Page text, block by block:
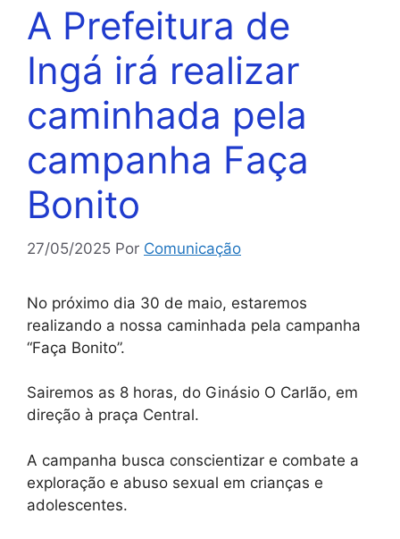
A Prefeitura de
Ingá irá realizar
caminhada pela
campanha Faça
Bonito
27/05/2025 Por Comunicação
No próximo dia 30 de maio, estaremos
realizando a nossa caminhada pela campanha
“Faça Bonito”.
Sairemos as 8 horas, do Ginásio O Carlão, em
direção à praça Central.
A campanha busca conscientizar e combate a
exploração e abuso sexual em crianças e
adolescentes.